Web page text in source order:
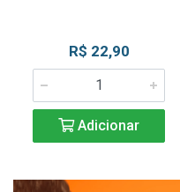
R$ 22,90
Adicionar